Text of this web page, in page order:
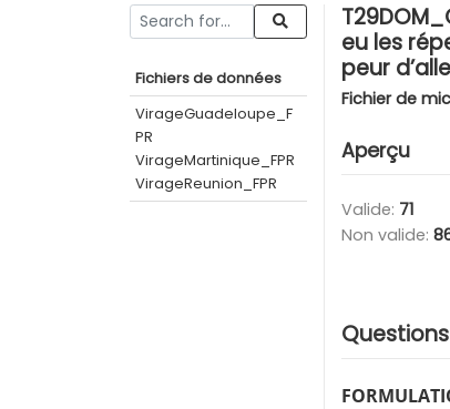
Fichiers de données
VirageGuadeloupe_F
PR
VirageMartinique_FPR
VirageReunion_FPR
eu les
peur
Fichier de
Aperçu
Valide: 71
Non valide: